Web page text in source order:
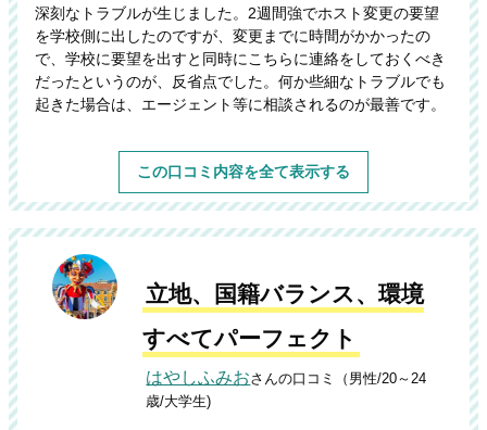
深刻なトラブルが生じました。2週間強でホスト変更の要望
を学校側に出したのですが、変更までに時間がかかったの
で、学校に要望を出すと同時にこちらに連絡をしておくべき
だったというのが、反省点でした。何か些細なトラブルでも
起きた場合は、エージェント等に相談されるのが最善です。
この口コミ内容を全て表示する
立地、国籍バランス、環境
すべてパーフェクト
はやしふみおさんの口コミ（男性/20～24
歳/大学生)